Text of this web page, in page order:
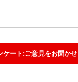
ケート:ご意見をお聞か